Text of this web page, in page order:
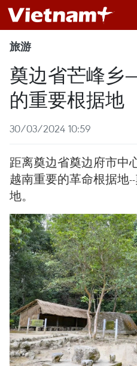
旅游
奠边省芒峰乡
的重要根据地
30/03/2024 10:59
距离奠边省奠边府市中
越南重要的革命根据地
地。